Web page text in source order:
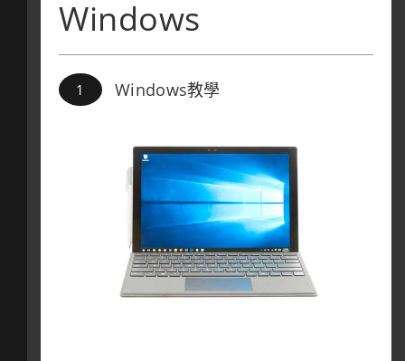
Windows
Windows教學